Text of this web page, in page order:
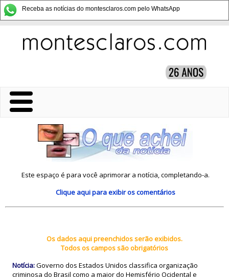
Receba as notícias do montesclaros.com pelo WhatsApp
Este espaço é para você aprimorar a notícia, completando-a.
Clique aquipara exibir os comentários
Os dados aqui preenchidos serão exibidos.
Todos os campos são obrigatórios
Notícia:Governo dos Estados Unidos classifica organização
criminosa do Brasil como a maior do Hemisfério Ocidental e